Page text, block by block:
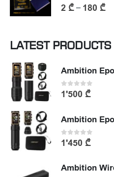
0out of 5
2 ₾– 180 ₾
LATEST PRODUCTS
Ambition
0out of 5
1'500 ₾
Ambition
0out of 5
1'450 ₾